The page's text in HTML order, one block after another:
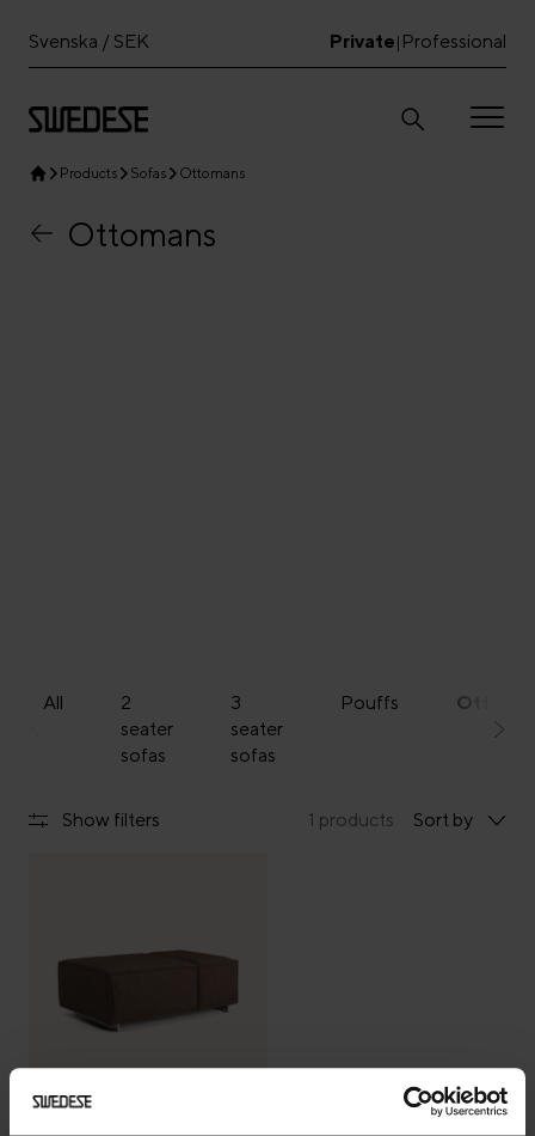
Svenska / SEK Private| Professional
Products Sofas Ottomans
Ottomans
Show filters
All
2
seater
sofas
3
seater
sofas
Pouffs
1 products Sort by